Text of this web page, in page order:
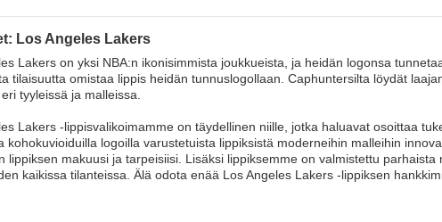
Los Angeles Lakers
Lakers on yksi NBA:n ikonisimmista joukkueista, ja heidän logonsa
tilaisuutta omistaa lippis heidän tunnuslogollaan. Caphuntersilta löydät
tyyleissä ja malleissa.
Lakers -lippisvalikoimamme on täydellinen niille, jotka haluavat osoittaa
kohokuvioiduilla logoilla varustetuista lippiksistä moderneihin malleihin
lippiksen makuusi ja tarpeisiisi. Lisäksi lippiksemme on valmistettu
kaikissa tilanteissa. Älä odota enää Los Angeles Lakers -lippiksen